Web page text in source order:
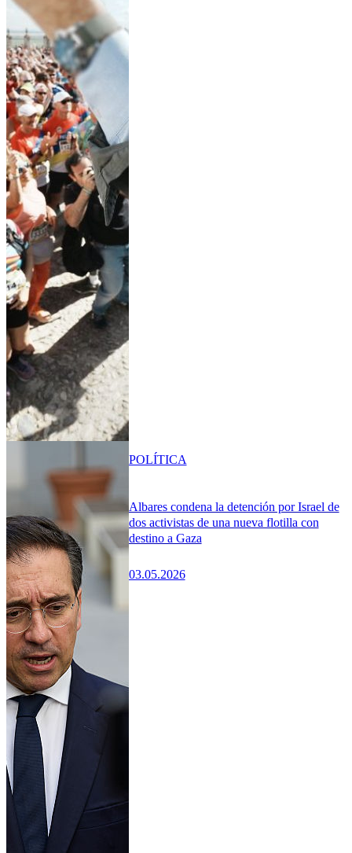
Albares condena la detención por Israel de
dos activistas de una nueva flotilla con
destino a Gaza
03.05.2026
POLÍTICA